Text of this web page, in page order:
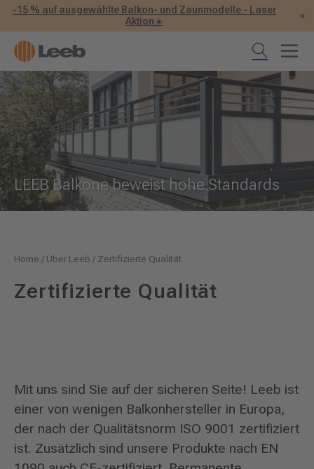
-15 % auf ausgewählte Balkon- und Zaunmodelle - Laser
Aktion☀️
×
LEEB Balkone beweist hohe Standards
Home / Über Leeb / Zertifizierte Qualität
Zertifizierte Qualität
Mit uns sind Sie auf der sicheren Seite! Leeb ist
einer von wenigen Balkonhersteller in Europa,
der nach der Qualitätsnorm ISO 9001 zertifiziert
ist. Zusätzlich sind unsere Produkte nach EN